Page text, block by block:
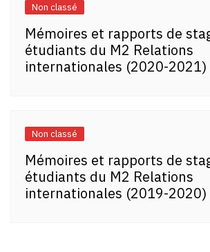
Non classé
Mémoires et rapports de
étudiants du M2 Relations
internationales (2020-2021)
Non classé
Mémoires et rapports de
étudiants du M2 Relations
internationales (2019-2020)